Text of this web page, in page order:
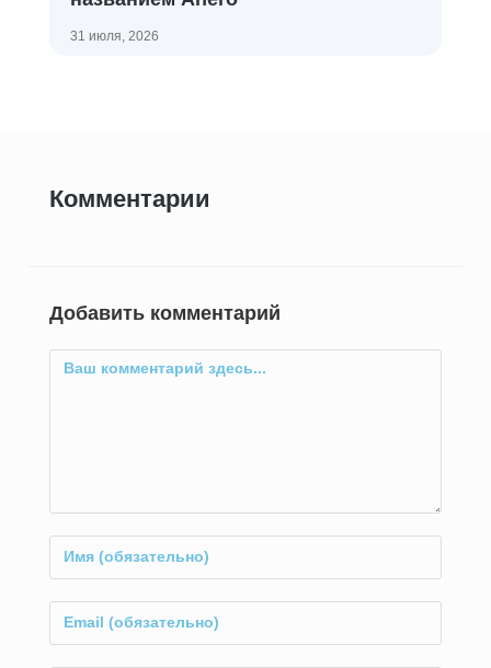
31 июля, 2026
Комментарии
Добавить комментарий